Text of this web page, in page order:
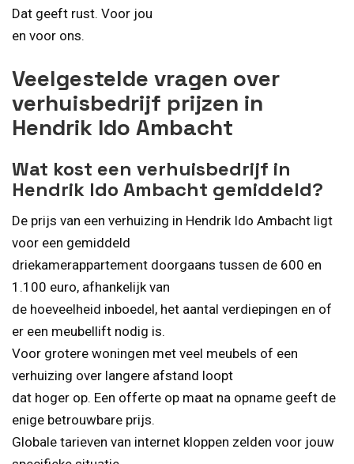
Dat geeft rust. Voor jou
en voor ons.
Veelgestelde vragen over
verhuisbedrijf prijzen in
Hendrik Ido Ambacht
Wat kost een verhuisbedrijf in
Hendrik Ido Ambacht gemiddeld?
De prijs van een verhuizing in Hendrik Ido Ambacht ligt
voor een gemiddeld
driekamerappartement doorgaans tussen de 600 en
1.100 euro, afhankelijk van
de hoeveelheid inboedel, het aantal verdiepingen en of
er een meubellift nodig is.
Voor grotere woningen met veel meubels of een
verhuizing over langere afstand loopt
dat hoger op. Een offerte op maat na opname geeft de
enige betrouwbare prijs.
Globale tarieven van internet kloppen zelden voor jouw